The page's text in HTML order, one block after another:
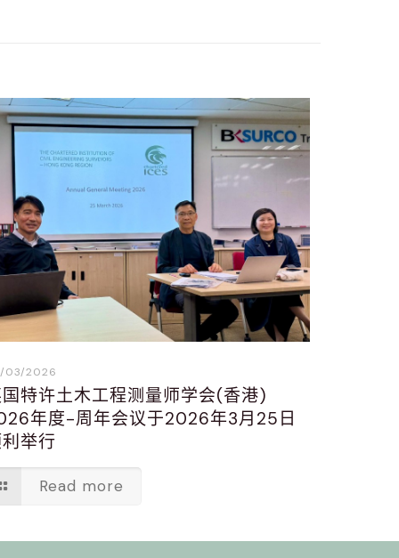
03/2026
特许土木工程测量师学会(香港)
年度-周年会议于2026年3月25日
举行
Read more